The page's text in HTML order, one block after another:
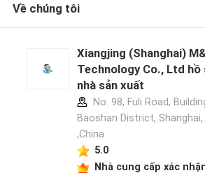
Về chúng tôi
Xiangjing (Shanghai)
Technology Co., Ltd hồ
nhà sản xuất
No. 98, Fuli Road,
Baoshan District, Shanghai,
,China
5.0
Nhà cung cấp xác